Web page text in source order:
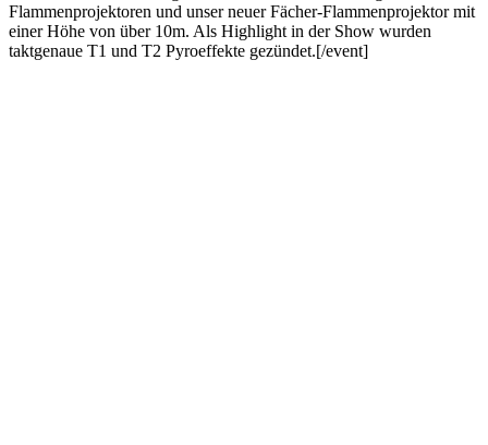
Flammenprojektoren und unser neuer Fächer-Flammenprojektor mit
einer Höhe von über 10m. Als Highlight in der Show wurden
taktgenaue T1 und T2 Pyroeffekte gezündet.[/event]